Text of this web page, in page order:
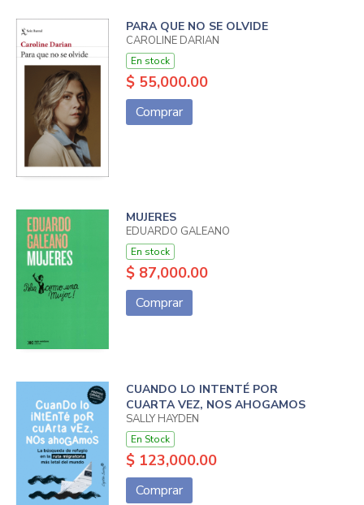
PARA QUE NO SE OLVIDE
CAROLINE DARIAN
En stock
$ 55,000.00
Comprar
MUJERES
EDUARDO GALEANO
En stock
$ 87,000.00
Comprar
CUANDO LO INTENTÉ POR
CUARTA VEZ, NOS AHOGAMOS
SALLY HAYDEN
En Stock
$ 123,000.00
Comprar